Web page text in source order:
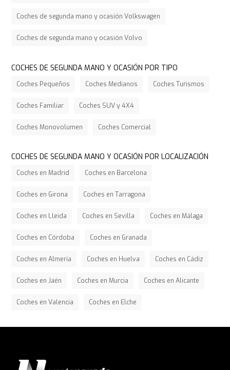
Coches de segunda mano y ocasión Volkswagen
Coches de segunda mano y ocasión Volvo
COCHES DE SEGUNDA MANO Y OCASIÓN POR TIPO
Coches Pequeños Coches Medianos Coches Turismos
Coches Familiar Coches SUV y 4X4
Coches Monovolumen Coches Comercial
COCHES DE SEGUNDA MANO Y OCASIÓN POR LOCALIZACIÓN
Coches en Madrid Coches en Barcelona
Coches en Girona Coches en Tarragona
Coches en Lleida Coches en Sevilla Coches en Málaga
Coches en Córdoba Coches en Granada
Coches en Almería Coches en Huelva Coches en Cádiz
Coches en Jaén Coches en Murcia Coches en Alicante
Coches en Valencia Coches en Elche